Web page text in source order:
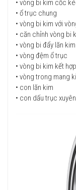
• vòng bi kim cốc
• ổ trục chung
• vòng bi kim với
• căn chỉnh vòng bi
• vòng bi đẩy lăn kim
• vòng đệm ổ trục
• vòng bi kim kết hợp
• vòng trong mang
• con lăn kim
• con dấu trục